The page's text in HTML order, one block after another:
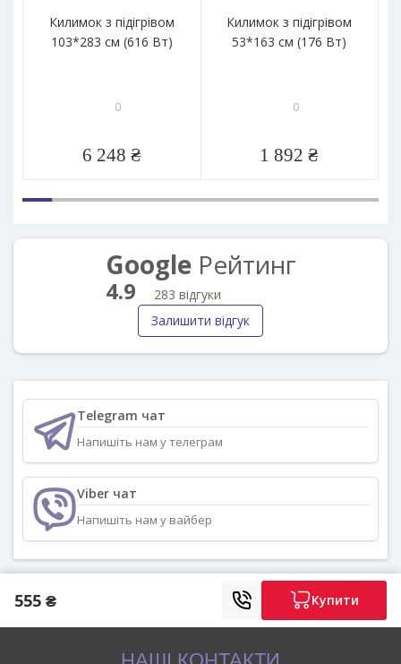
Килимок з підігрівом
103*283 см (616 Вт)
0
6 248 ₴
Килимок з підігрівом
53*163 см (176 Вт)
0
1 892 ₴
GoogleРейтинг
4.9
283 відгуки
Залишити відгук
Telegram чат
Напишіть нам у телеграм
Viber чат
Напишіть нам у вайбер
555 ₴ Купити